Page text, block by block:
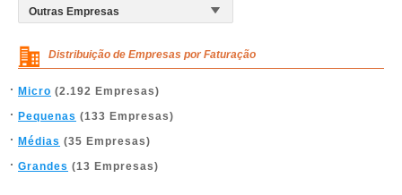
Distribuição de Empresas por Faturação
Micro (2.192 Empresas)
Pequenas (133 Empresas)
Médias (35 Empresas)
Grandes (13 Empresas)